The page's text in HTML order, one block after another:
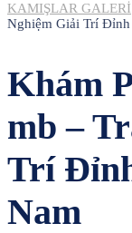
KAMIŞLAR GALERİ
Nghiệm Giải Trí
Khám
mb –
Trí
Nam